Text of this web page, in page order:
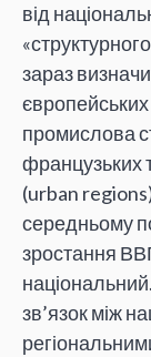
від
зараз
європейських
промислова
французьких
(urban
середньому
зростання
зв’язок між